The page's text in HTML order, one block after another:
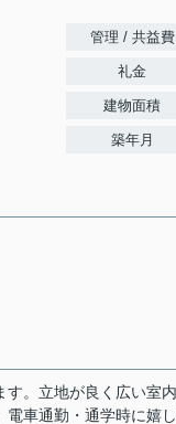
管理 / 共益費
礼金
建物面積
築年月
。立地が良く広い室
車通勤・通学時に嬉